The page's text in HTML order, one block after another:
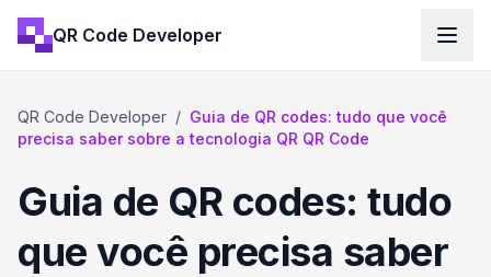
QR Code Developer
QR Code Developer / Guia de QR codes: tudo que você
precisa saber sobre a tecnologia QR QR Code
Guia de QR codes: tudo
que você precisa saber